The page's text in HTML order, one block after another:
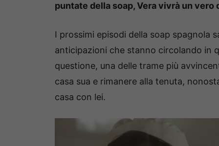
puntate della soap, Vera vivrà un
I prossimi episodi della soap spagnola
anticipazioni che stanno circolando in
questione, una delle trame più
casa sua e rimanere alla tenuta,
casa con lei.